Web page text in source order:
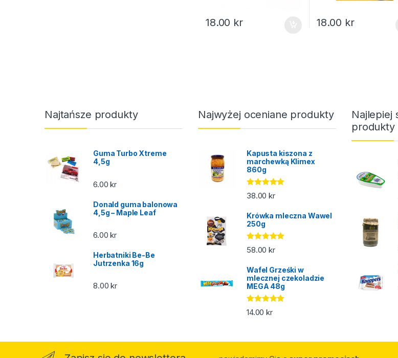
18.00 kr 18.00 kr
Najtańsze produkty
Guma Turbo Xtreme
4,5g
6.00kr
Donald guma balonowa
4,5g – Maple Leaf
6.00kr
Herbatniki Be-Be
Jutrzenka 16g
8.00kr
Najwyżej oceniane produkty
Kapusta kiszona z
marchewką Klimex
860g
Oceniono
5.00na 5
38.00kr
Krówka mleczna Wawel
250g
Oceniono
5.00na 5
58.00kr
Wafel Grześki w
mlecznej czekoladzie
MEGA 48g
Oceniono
5.00na 5
14.00kr
Najlepiej
produkty